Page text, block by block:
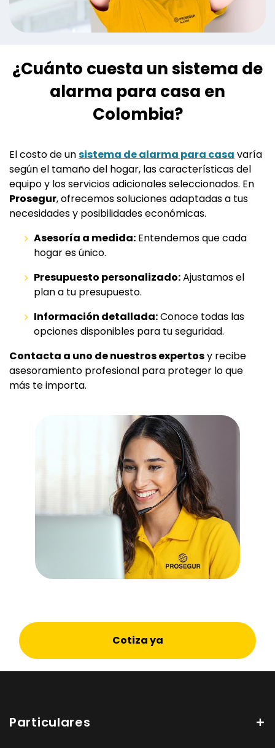
¿Cuánto cuesta un sistema de
alarma para casa en
Colombia?
El costo de unsistema de alarma para casa varía
según el tamaño del hogar, las características del
equipo y los servicios adicionales seleccionados. En
Prosegur, ofrecemos soluciones adaptadas a tus
necesidades y posibilidades económicas.
Asesoría a medida: Entendemos que cada
hogar es único.
Presupuesto personalizado:Ajustamos el
plan a tu presupuesto.
Información detallada:Conoce todas las
opciones disponibles para tu seguridad.
Contacta a uno de nuestros expertosy recibe
asesoramiento profesional para proteger lo que
más te importa.
Cotiza ya
Particulares